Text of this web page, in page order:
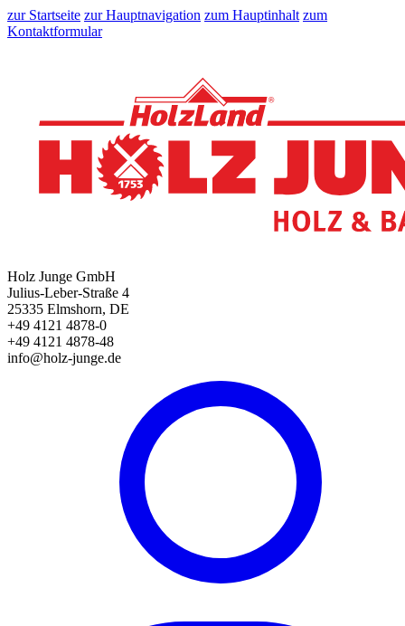
zur Startseite zur Hauptnavigation zum Hauptinhalt zum
Kontaktformular
Holz Junge GmbH
Julius-Leber-Straße 4
25335 Elmshorn, DE
+49 4121 4878-0
+49 4121 4878-48
info@holz-junge.de